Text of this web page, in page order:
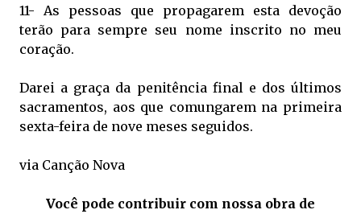
11- As pessoas que propagarem esta devoção
terão para sempre seu nome inscrito no meu
coração.
Darei a graça da penitência final e dos últimos
sacramentos, aos que comungarem na primeira
sexta-feira de nove meses seguidos.
via Canção Nova
Você pode contribuir com nossa obra de